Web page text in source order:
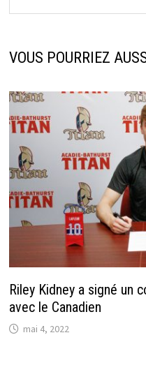
VOUS POURRIEZ
Riley Kidney a signé un
avec le Canadien
mai 4, 2022